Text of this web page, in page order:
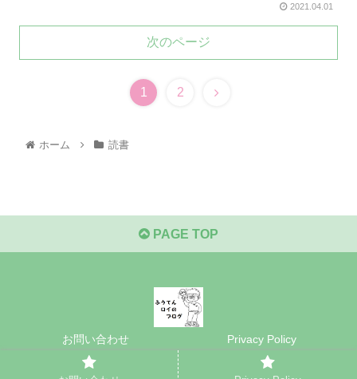
2021.04.01
次のページ
1 2
ホーム 読書
PAGE TOP
お問い合わせ Privacy Policy
© 2021 ふうてんロイのブログ.